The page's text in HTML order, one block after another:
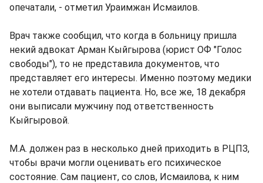
опечатали, - отметил Ураимжан Исмаилов.
Врач также сообщил, что когда в больницу пришла
некий адвокат Арман Кыйгырова (юрист ОФ "Голос
свободы"), то не представила документов, что
представляет его интересы. Именно поэтому медики
не хотели отдавать пациента. Но, все же, 18 декабря
они выписали мужчину под ответственность
Кыйгыровой.
М.А. должен раз в несколько дней приходить в РЦПЗ,
чтобы врачи могли оценивать его психическое
состояние. Сам пациент, со слов, Исмаилова, к ним